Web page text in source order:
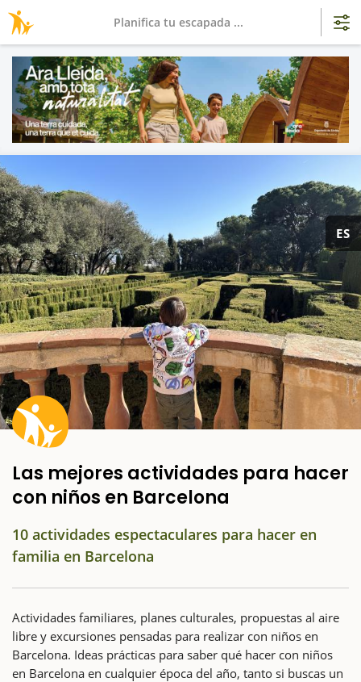
ES
Las mejores actividades para hacer
con niños en Barcelona
10 actividades espectaculares para hacer en
familia en Barcelona
Actividades familiares, planes culturales, propuestas al aire
libre y excursiones pensadas para realizar con niños en
Barcelona. Ideas prácticas para saber qué hacer con niños
en Barcelona en cualquier época del año, tanto si buscas un
Planifica tu escapada ...